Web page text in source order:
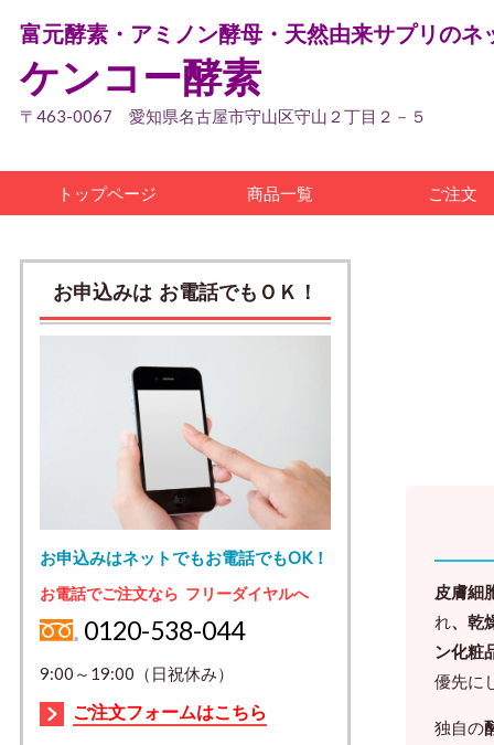
富元酵素・アミノン酵母・天然由来サプリのネ
ケンコー酵素
〒463-0067 愛知県名古屋市守山区守山２丁目２－５
トップページ 商品一覧 ご注文
皮膚細
れ、乾
ン化粧
優先に
独自の
お申込みは お電話でもＯＫ！
お申込みはネットでもお電話でもOK！
お電話でご注文なら フリーダイヤルへ
0120-538-044
9:00～19:00（日祝休み）
ご注文フォームはこちら